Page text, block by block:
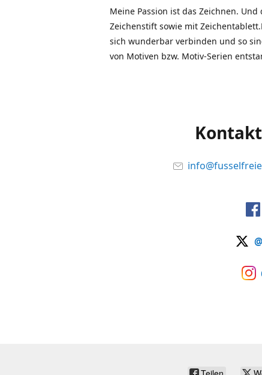
Meine Passion ist das Zeichnen.
Zeichenstift sowie mit
sich wunderbar verbinden und so
von Motiven bzw. Motiv-Serien